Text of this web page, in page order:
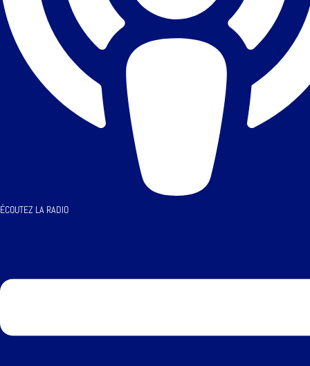
ÉCOUTEZ LA RADIO